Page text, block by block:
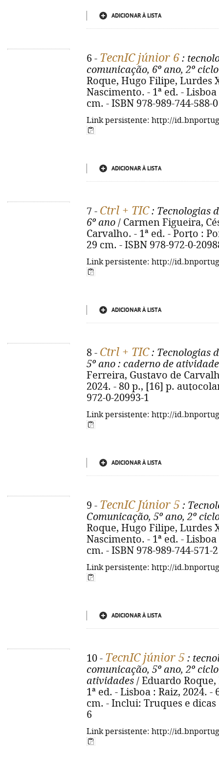
ADICIONAR À LISTA
6 - TecnIC júnior 6 :
comunicação, 6º ano, 2º
Roque, Hugo Filipe, Lurdes
Nascimento. - 1ª ed. -
cm. - ISBN 978-989-744-588-0
Link persistente: http://
ADICIONAR À LISTA
7 - Ctrl + TIC: Tecnologias
6º ano / Carmen Figueira,
Carvalho. - 1ª ed. - Porto :
29 cm. - ISBN 978-972-0-
Link persistente: http://
ADICIONAR À LISTA
8 - Ctrl + TIC: Tecnologias
5º ano : caderno de
Ferreira, Gustavo de
2024. - 80 p., [16] p.
972-0-20993-1
Link persistente: http://
ADICIONAR À LISTA
9 - TecnIC Júnior 5 :
Comunicação, 5º ano, 2º
Roque, Hugo Filipe, Lurdes
Nascimento. - 1ª ed. -
cm. - ISBN 978-989-744-571-2
Link persistente: http://
ADICIONAR À LISTA
10 - TecnIC júnior 5 :
comunicação, 5º ano, 2º
atividades / Eduardo
1ª ed. - Lisboa : Raiz, 2024.
cm. - Inclui: Truques e dicas
6
Link persistente: http://